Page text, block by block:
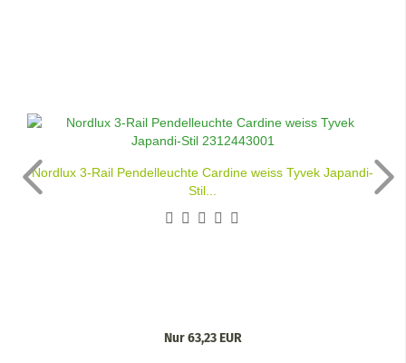
Nordlux 3-Rail Pendelleuchte Cardine weiss Tyvek Japandi-
Stil...
Nur 63,23 EUR